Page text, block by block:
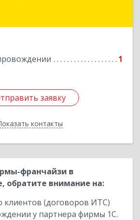
1
заявку
контакты
заявку
Назад
франчайзи в
обратите внимание на:
клиентов (договоров ИТС)
у партнера фирмы 1С.